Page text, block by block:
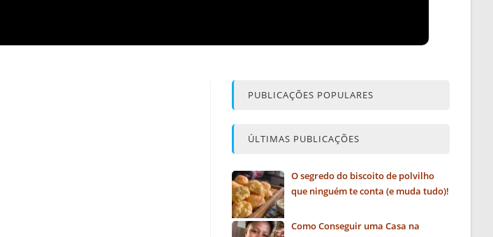
PUBLICAÇÕES POPULARES
ÚLTIMAS PUBLICAÇÕES
O segredo do biscoito de polvilho
que ninguém te conta (e muda tudo)!
Como Conseguir uma Casa na